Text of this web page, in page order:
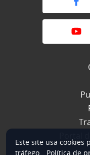
Este site usa cookies
tráfego.
Política de